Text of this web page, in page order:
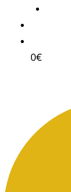
0€